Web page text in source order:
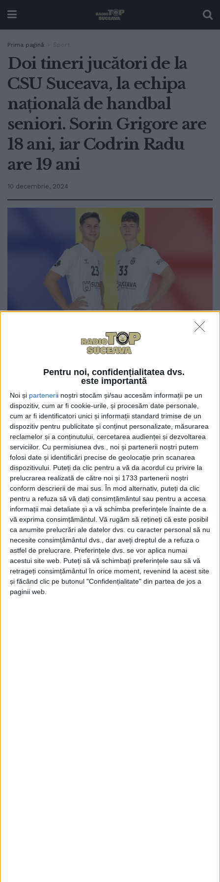
Pentru noi, confidențialitatea dvs.
este importantă
Noi și partenerii noștri stocăm și/sau accesăm informații pe un
dispozitiv, cum ar fi cookie-urile, și procesăm date personale,
cum ar fi identificatori unici și informații standard trimise de un
dispozitiv pentru publicitate și conținut personalizate, măsurarea
reclamelor și a conținutului, cercetarea audienței și dezvoltarea
serviciilor. Cu permisiunea dvs., noi și partenerii noștri putem
folosi date și identificări precise de geolocație prin scanarea
dispozitivului. Puteți da clic pentru a vă da acordul cu privire la
prelucrarea realizată de către noi și 1733 partenerii noștri
conform descrierii de mai sus. În mod alternativ, puteți da clic
pentru a refuza să vă dați consimțământul sau pentru a accesa
informații mai detaliate și a vă schimba preferințele înainte de a
vă exprima consimțământul. Vă rugăm să rețineți că este posibil
ca anumite prelucrări ale datelor dvs. cu caracter personal să nu
necesite consimțământul dvs., dar aveți dreptul de a refuza o
astfel de prelucrare. Preferințele dvs. se vor aplica numai
acestui site web. Puteți să vă schimbați preferințele sau să vă
retrageți consimțământul în orice moment, revenind la acest site
și făcând clic pe butonul "Confidențialitate" din partea de jos a
paginii web.
Prima pagină Sport
Doi tineri jucători de la
CSU Suceava, la echipa
națională de handbal
seniori. Sorin Grigore are
18 ani, iar Codrin Radu
are 19 ani
10 decembrie, 2024
Doi tineri jucători de la clubul de handbal masculin
național de seniori, pentru acțiunea de pregătire care
această perioadă, selecționata condusă de George
Buricea va participa la Trofeul Carpați și la un turneu
internațional în Spania. Cei doi jucători sînt extrema
dreapta Sorin Grigore, în vîrstă de 18 ani, și interul
dreapta Codrin Radu, în vîrstă de 19 ani.
Tags: CSU Suceava
naționala de handbal masculin Sorin Grigore
Articolesimilare